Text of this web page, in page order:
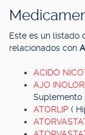
Este es un listado
relacionados con
ACIDO
AJO
Suplemento
ATORLIP (